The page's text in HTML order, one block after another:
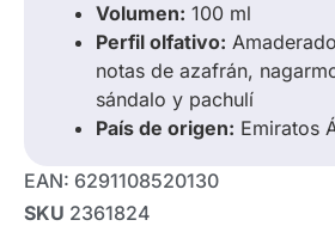
Volumen: 100 ml
Perfil olfativo:
notas de azafrán,
sándalo y pachulí
País de origen: Emiratos
EAN: 6291108520130
SKU 2361824